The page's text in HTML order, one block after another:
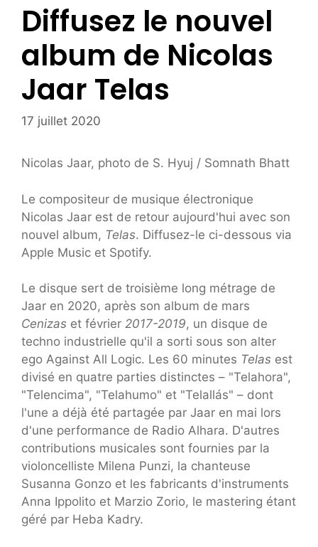
Diffusez le nouvel
album de Nicolas
Jaar Telas
17 juillet 2020
Nicolas Jaar, photo de S. Hyuj / Somnath Bhatt
Le compositeur de musique électronique
Nicolas Jaar est de retour aujourd'hui avec son
nouvel album, Telas. Diffusez-le ci-dessous via
Apple Music et Spotify.
Le disque sert de troisième long métrage de
Jaar en 2020, après son album de mars
Cenizas et février 2017-2019, un disque de
techno industrielle qu'il a sorti sous son alter
ego Against All Logic. Les 60 minutes Telas est
divisé en quatre parties distinctes – "Telahora",
"Telencima", "Telahumo" et "Telallás" – dont
l'une a déjà été partagée par Jaar en mai lors
d'une performance de Radio Alhara. D'autres
contributions musicales sont fournies par la
violoncelliste Milena Punzi, la chanteuse
Susanna Gonzo et les fabricants d'instruments
Anna Ippolito et Marzio Zorio, le mastering étant
géré par Heba Kadry.